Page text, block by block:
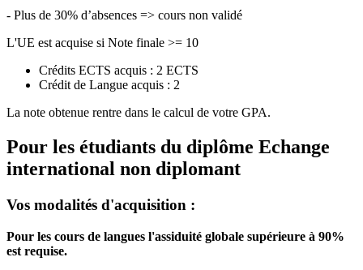
- Plus de 30% d’absences => cours non validé
L'UE est acquise si Note finale >= 10
Crédits ECTS acquis : 2 ECTS
Crédit de Langue acquis : 2
La note obtenue rentre dans le calcul de votre GPA.
Pour les étudiants du diplôme Echange
international non diplomant
Vos modalités d'acquisition :
Pour les cours de langues l'assiduité globale supérieure à 90%
est requise.